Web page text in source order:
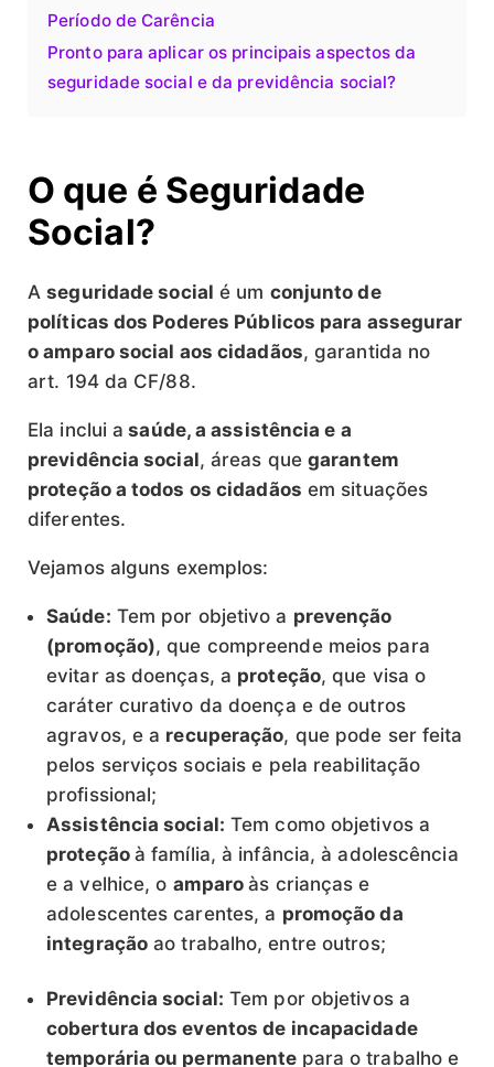
Período de Carência
Pronto para aplicar os principais aspectos da
seguridade social e da previdência social?
O que é Seguridade
Social?
Aseguridade social é um conjunto de
políticas dos Poderes Públicos para assegurar
o amparo social aos cidadãos, garantida no
art. 194 da CF/88.
Ela inclui a saúde, a assistência e a
previdência social, áreas quegarantem
proteção a todos os cidadãos em situações
diferentes.
Vejamos alguns exemplos:
Saúde: Tem por objetivo a prevenção
(promoção), que compreende meios para
evitar as doenças, a proteção, que visa o
caráter curativo da doença e de outros
agravos, e a recuperação, que pode ser feita
pelos serviços sociais e pela reabilitação
profissional;
Assistência social: Tem como objetivos a
proteção à família, à infância, à adolescência
e a velhice, o amparoàs crianças e
adolescentes carentes, a promoção da
integração ao trabalho, entre outros;
Previdência social: Tem por objetivos a
cobertura dos eventos de incapacidade
temporária ou permanente para o trabalho e